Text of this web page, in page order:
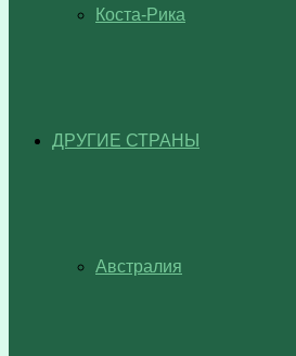
Коста-Рика
ДРУГИЕ СТРАНЫ
Австралия